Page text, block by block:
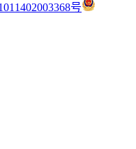
号